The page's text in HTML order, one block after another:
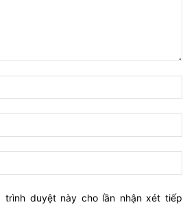
trình duyệt này cho lần nhận xét tiếp